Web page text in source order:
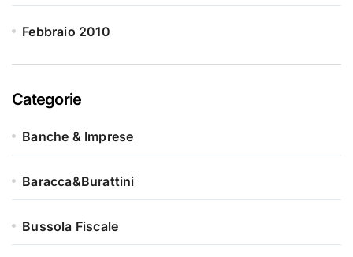
Febbraio 2010
Categorie
Banche & Imprese
Baracca&Burattini
Bussola Fiscale